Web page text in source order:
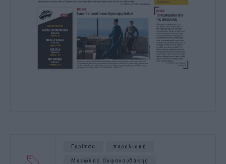
Γαρίτσα παραλιακή
Μανώλης Ορφανουδάκης